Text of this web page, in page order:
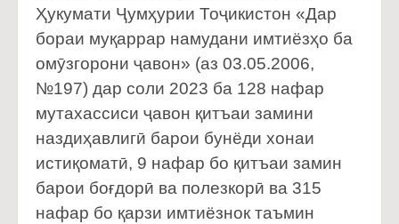
Ҳукумати Ҷумҳурии Тоҷикистон «Дар
бораи муқаррар намудани имтиёзҳо ба
омӯзгорони ҷавон» (аз 03.05.2006,
№197) дар соли 2023 ба 128 нафар
мутахассиси ҷавон қитъаи замини
наздиҳавлигӣ барои бунёди хонаи
истиқоматӣ, 9 нафар бо қитъаи замин
барои боғдорӣ ва полезкорӣ ва 315
нафар бо қарзи имтиёзнок таъмин